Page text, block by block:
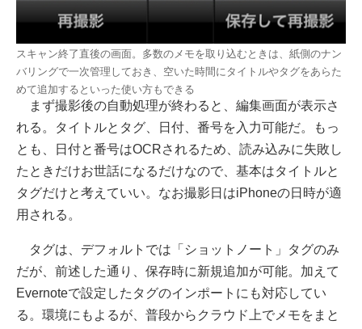
スキャン終了直後の画面。多数のメモを取り込むときは、紙側のナン
バリングで一次管理しておき、空いた時間にタイトルやタグをあらた
めて追加するといった使い方もできる
まず撮影後の自動処理が終わると、編集画面が表示さ
れる。タイトルとタグ、日付、番号を入力可能だ。もっ
とも、日付と番号はOCRされるため、読み込みに失敗し
たときだけお世話になるだけなので、基本はタイトルと
タグだけと考えていい。なお撮影日はiPhoneの日時が適
用される。
タグは、デフォルトでは「ショットノート」タグのみ
だが、前述した通り、保存時に新規追加が可能。加えて
Evernoteで設定したタグのインポートにも対応してい
る。環境にもよるが、普段からクラウド上でメモをまと